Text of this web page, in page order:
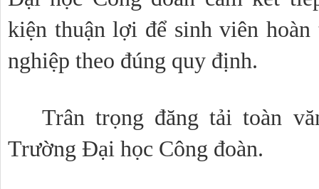
kiện thuận lợi để sinh viên
nghiệp theo đúng quy định.
Trân trọng đăng tải toàn
Trường Đại học Công đoàn.